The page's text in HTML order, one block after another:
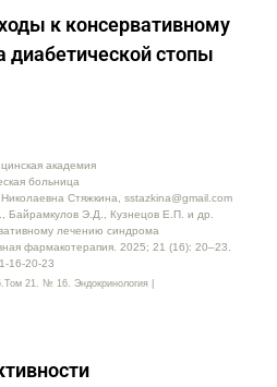
к консервативному
стопы
академия
больница
Стяжкина, sstazkina@gmail.com
Байрамкулов Э.Д., Кузнецов Е.П. и др.
лечению синдрома
фармакотерапия. 2025; 21 (16): 20–23.
16-20-23
21. № 16. Эндокринология |